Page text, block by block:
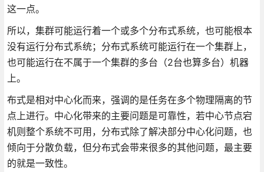
这一点。
所以，集群可能运行着一个或多个分布式系统，也可能根本
没有运行分布式系统；分布式系统可能运行在一个集群上，
也可能运行在不属于一个集群的多台（2台也算多台）机器
上。
布式是相对中心化而来，强调的是任务在多个物理隔离的节
点上进行。中心化带来的主要问题是可靠性，若中心节点宕
机则整个系统不可用，分布式除了解决部分中心化问题，也
倾向于分散负载，但分布式会带来很多的其他问题，最主要
的就是一致性。